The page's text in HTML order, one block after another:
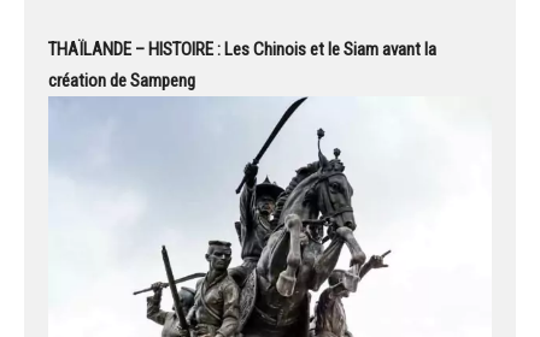
THAÏLANDE – HISTOIRE : Les Chinois et le Siam avant la
création de Sampeng